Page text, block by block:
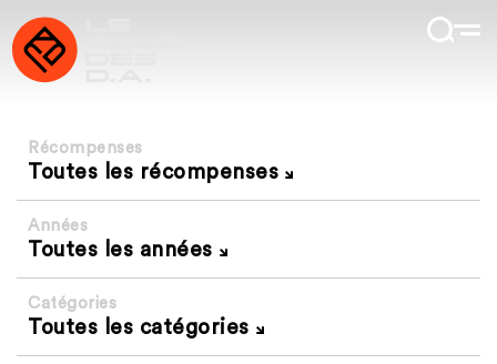
Récompenses
Toutes les récompenses
Années
Toutes les années
Catégories
Toutes les catégories